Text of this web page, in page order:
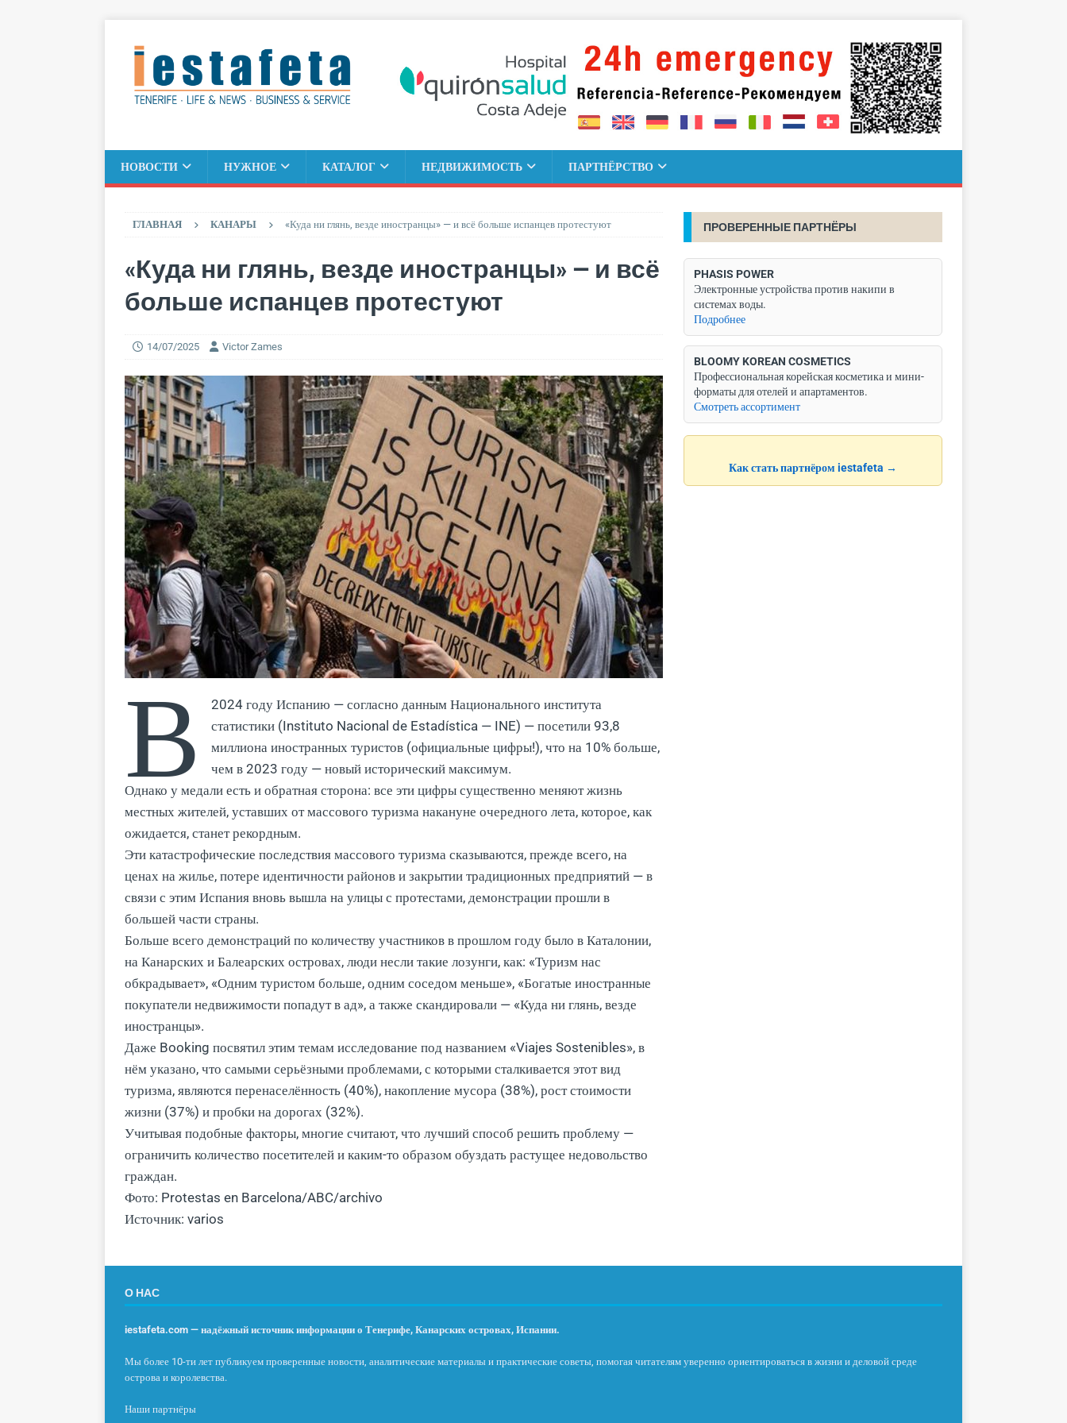
НОВОСТИ НУЖНОЕ КАТАЛОГ НЕДВИЖИМОСТЬ ПАРТНЁРСТВО
ГЛАВНАЯ КАНАРЫ «Куда ни глянь, везде иностранцы» — и всё больше испанцев протестуют
«Куда ни глянь, везде иностранцы» — и всё
больше испанцев протестуют
14/07/2025 Victor Zames
В
2024 году Испанию — согласно данным Национального института
статистики (Instituto Nacional de Estadística — INE) — посетили 93,8
миллиона иностранных туристов (официальные цифры!), что на 10% больше,
чем в 2023 году — новый исторический максимум.
Однако у медали есть и обратная сторона: все эти цифры существенно меняют жизнь
местных жителей, уставших от массового туризма накануне очередного лета, которое, как
ожидается, станет рекордным.
Эти катастрофические последствия массового туризма сказываются, прежде всего, на
ценах на жилье, потере идентичности районов и закрытии традиционных предприятий — в
связи с этим Испания вновь вышла на улицы с протестами, демонстрации прошли в
большей части страны.
Больше всего демонстраций по количеству участников в прошлом году было в Каталонии,
на Канарских и Балеарских островах, люди несли такие лозунги, как: «Туризм нас
обкрадывает», «Одним туристом больше, одним соседом меньше», «Богатые иностранные
покупатели недвижимости попадут в ад», а также скандировали — «Куда ни глянь, везде
иностранцы».
Даже Booking посвятил этим темам исследование под названием «Viajes Sostenibles», в
нём указано, что самыми серьёзными проблемами, с которыми сталкивается этот вид
туризма, являются перенаселённость (40%), накопление мусора (38%), рост стоимости
жизни (37%) и пробки на дорогах (32%).
Учитывая подобные факторы, многие считают, что лучший способ решить проблему —
ограничить количество посетителей и каким-то образом обуздать растущее недовольство
граждан.
Фото: Protestas en Barcelona/ABC/archivo
Источник: varios
ПРОВЕРЕННЫЕ ПАРТНЁРЫ
PHASIS POWER
Электронные устройства против накипи в
системах воды.
Подробнее
BLOOMY KOREAN COSMETICS
Профессиональная корейская косметика и мини-
форматы для отелей и апартаментов.
Смотреть ассортимент
Как стать партнёром iestafeta →
О НАС
iestafeta.com — надёжный источник информации о Тенерифе, Канарских островах, Испании.
Мы более 10-ти лет публикуем проверенные новости, аналитические материалы и практические советы, помогая читателям уверенно ориентироваться в жизни и деловой среде
острова и королевства.
Наши партнёры